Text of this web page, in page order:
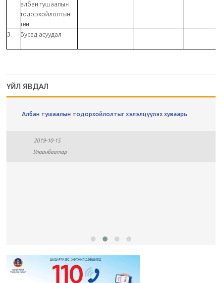
албан тушаалын
тодорхойлолтын
төсөл
3. Бусад асуудал
ҮЙЛ ЯВДАЛ
Албан тушаалын тодорхойлолтыг хэлэлцүүлэх хуваарь
2019-10-15
Улаанбаатар